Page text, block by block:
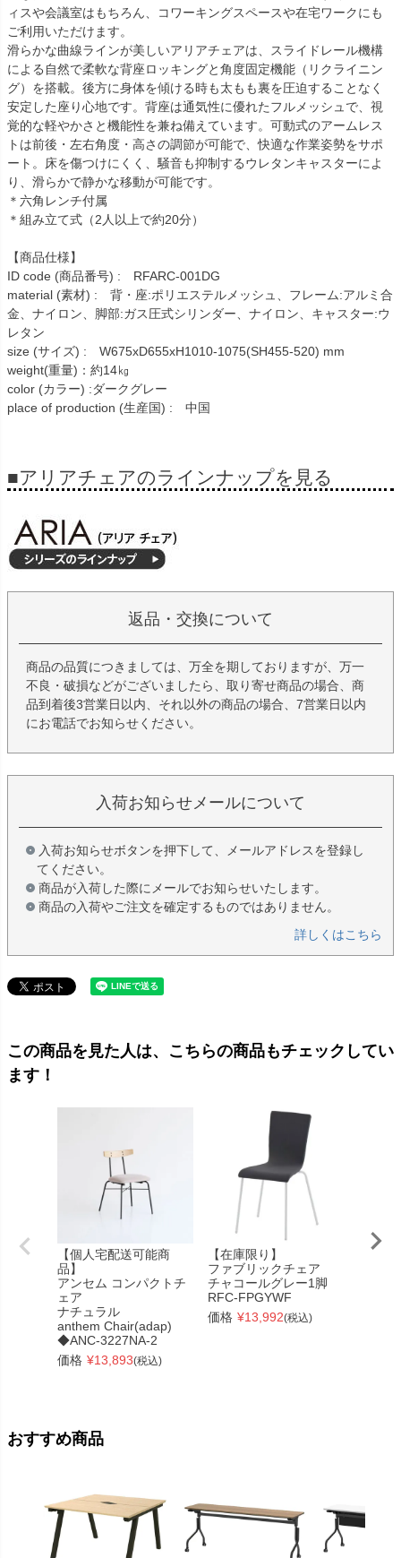
ィスや会議室はもちろん、コワーキングスペースや在宅ワークにも
ご利用いただけます。
滑らかな曲線ラインが美しいアリアチェアは、スライドレール機構
による自然で柔軟な背座ロッキングと角度固定機能（リクライニン
グ）を搭載。後方に身体を傾ける時も太もも裏を圧迫することなく
安定した座り心地です。背座は通気性に優れたフルメッシュで、視
覚的な軽やかさと機能性を兼ね備えています。可動式のアームレス
トは前後・左右角度・高さの調節が可能で、快適な作業姿勢をサポ
ート。床を傷つけにくく、騒音も抑制するウレタンキャスターによ
り、滑らかで静かな移動が可能です。
＊六角レンチ付属
＊組み立て式（2人以上で約20分）
【商品仕様】
ID code (商品番号) : RFARC-001DG
material (素材) : 背・座:ポリエステルメッシュ、フレーム:アルミ合
金、ナイロン、脚部:ガス圧式シリンダー、ナイロン、キャスター:ウ
レタン
size (サイズ) : W675xD655xH1010-1075(SH455-520) mm
weight(重量)：約14㎏
color (カラー) :ダークグレー
place of production (生産国) : 中国
■アリアチェアのラインナップを見る
返品・交換について
商品の品質につきましては、万全を期しておりますが、万一
不良・破損などがございましたら、取り寄せ商品の場合、商
品到着後3営業日以内、それ以外の商品の場合、7営業日以内
にお電話でお知らせください。
入荷お知らせメールについて
入荷お知らせボタンを押下して、メールアドレスを登録し
てください。
商品が入荷した際にメールでお知らせいたします。
商品の入荷やご注文を確定するものではありません。
詳しくはこちら
この商品を見た人は、こちらの商品もチェックしてい
ます！
【個人宅配送可能商
品】
アンセム コンパクトチ
ェア
ナチュラル
anthem Chair(adap)
◆ANC-3227NA-2
価格 ¥13,893(税込)
【在庫限り】
ファブリックチェア
チャコールグレー1脚
RFC-FPGYWF
価格 ¥13,992(税込)
アリ
おすすめ商品